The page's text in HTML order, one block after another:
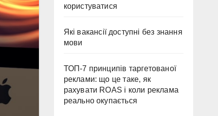
користуватися
Які вакансії доступні без знання
мови
ТОП-7 принципів таргетованої
реклами: що це таке, як
рахувати ROAS і коли реклама
реально окупається